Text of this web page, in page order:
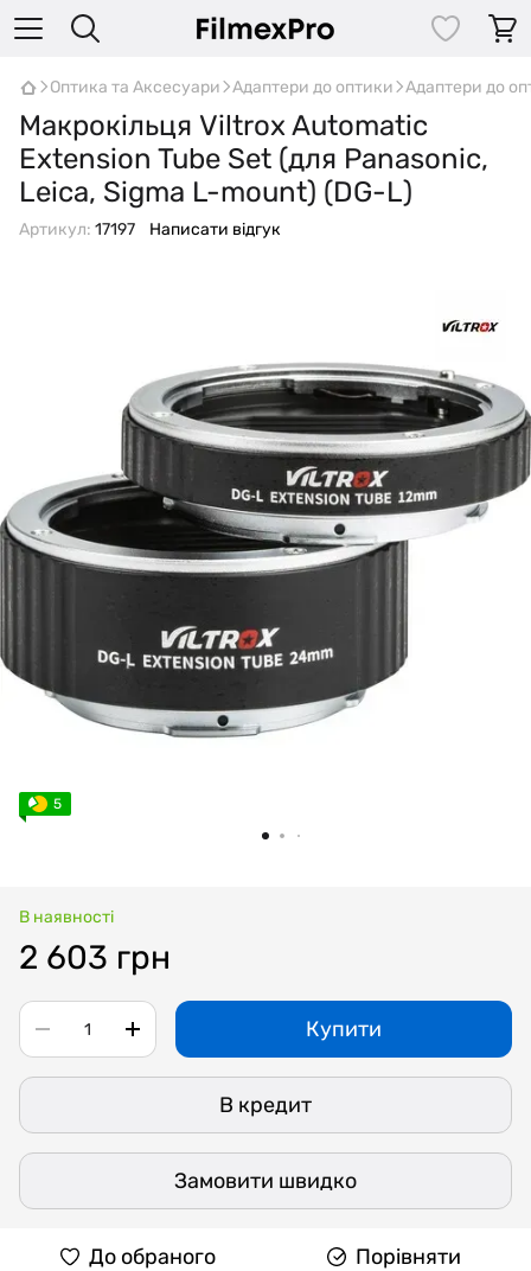
Оптика та Аксесуари Адаптери до оптики Адаптери до
Макрокільця Viltrox Automatic
Extension Tube Set (для Panasonic,
Leica, Sigma L-mount) (DG-L)
Артикул: 17197 Написати відгук
5
В наявності
2 603 грн
Купити
В кредит
Замовити швидко
До обраного Порівняти